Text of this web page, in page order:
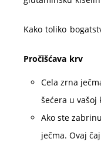
Kako toliko
Pročišćava krv
Cela zrna
šećera u vašoj
Ako ste
ječma. Ovaj